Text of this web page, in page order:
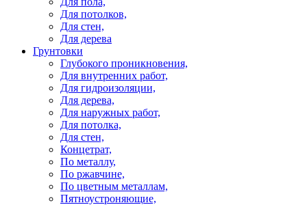
Для потолков,
Для стен,
Для дерева
Грунтовки
Глубокого проникновения,
Для внутренних работ,
Для гидроизоляции,
Для дерева,
Для наружных работ,
Для потолка,
Для стен,
Концетрат,
По металлу,
По ржавчине,
По цветным металлам,
Пятноустроняющие,